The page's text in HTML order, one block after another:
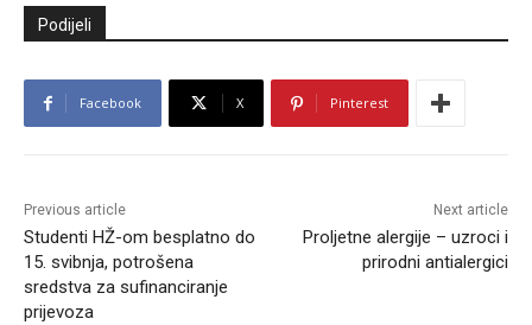
Podijeli
Facebook X Pinterest
Previous article
Studenti HŽ-om besplatno do
15. svibnja, potrošena
sredstva za sufinanciranje
prijevoza
Next article
Proljetne alergije – uzroci i
prirodni antialergici